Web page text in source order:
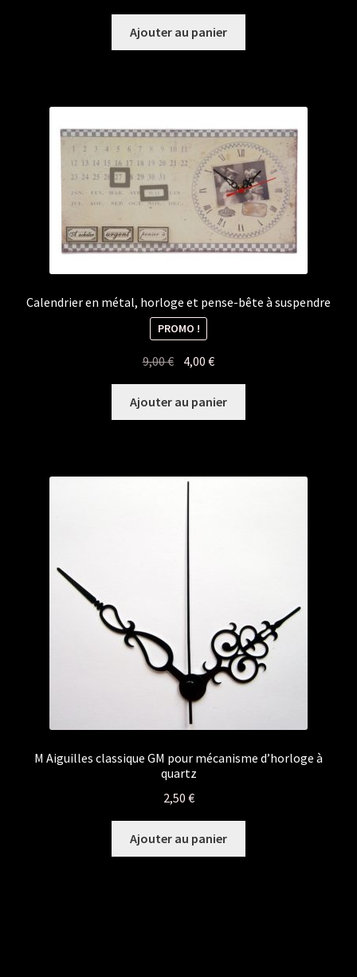
initial
était :
actuel
est :
Ajouter au panier
Calendrier en métal, horloge et pense-bête à suspendre
PROMO !
9,00€ Le
prix
initial
était :
4,00€Le
prix
actuel
est :
Ajouter au panier
M Aiguilles classique GM pour mécanisme d’horloge à
quartz
2,50 €
Ajouter au panier